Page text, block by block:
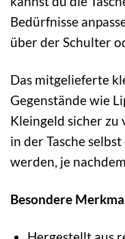
Bedürfnisse
über der Schulter
Das mitgelieferte
Gegenstände wie
Kleingeld sicher zu
in der Tasche
werden, je
Besondere